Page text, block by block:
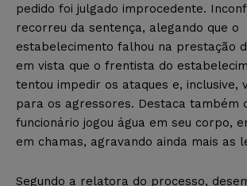
pedido foi julgado improcedente.
recorreu da sentença, alegando que o
estabelecimento falhou na prestação
em vista que o frentista do
tentou impedir os ataques e, inclusive,
para os agressores. Destaca também
funcionário jogou água em seu corpo,
em chamas, agravando ainda mais as
Segundo a relatora do processo,